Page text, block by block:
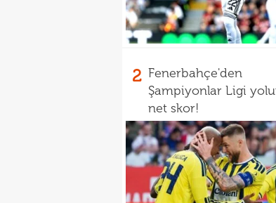
2 Fenerbahçe'den
Şampiyonlar Ligi
net skor!